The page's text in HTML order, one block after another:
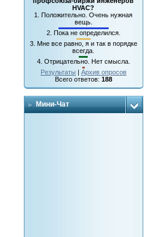
HVAC?
1.Положительно. Очень нужная
вещь.
2. Пока не определился.
3. Мне все равно, я и так в порядке
всегда.
4. Отрицательно. Нет смысла.
Результаты | Архив опросов
Всего ответов: 188
Мини-Чат